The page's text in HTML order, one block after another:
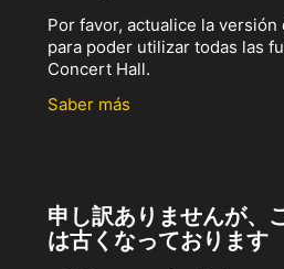
Por favor, actualice la versión
para poder utilizar todas las
Concert Hall.
Saber más
申し訳ありませんが、
は古くなっております